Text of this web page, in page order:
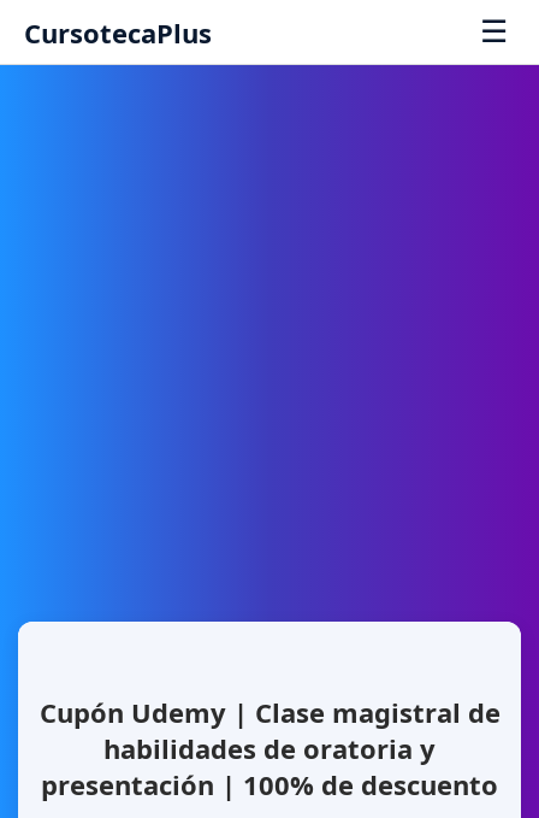
CursotecaPlus ☰
Cupón Udemy | Clase magistral de
habilidades de oratoria y
presentación | 100% de descuento